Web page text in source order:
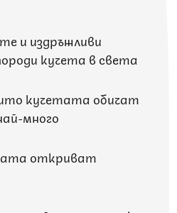
и издръжливи
кучета в света
кучетата обичат
много
откриват